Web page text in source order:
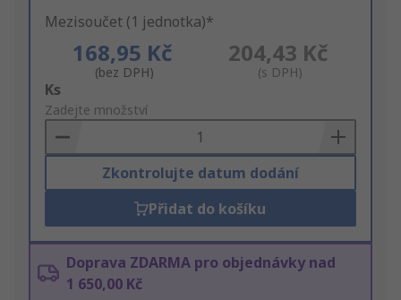
Mezisoučet (1 jednotka)*
168,95 Kč
(bez DPH)
204,43 Kč
(s DPH)
Add
to
Basket
Ks
Zadejte množství
Zkontrolujte datum dodání
Přidat do košíku
Doprava ZDARMA pro objednávky nad
1 650,00 Kč